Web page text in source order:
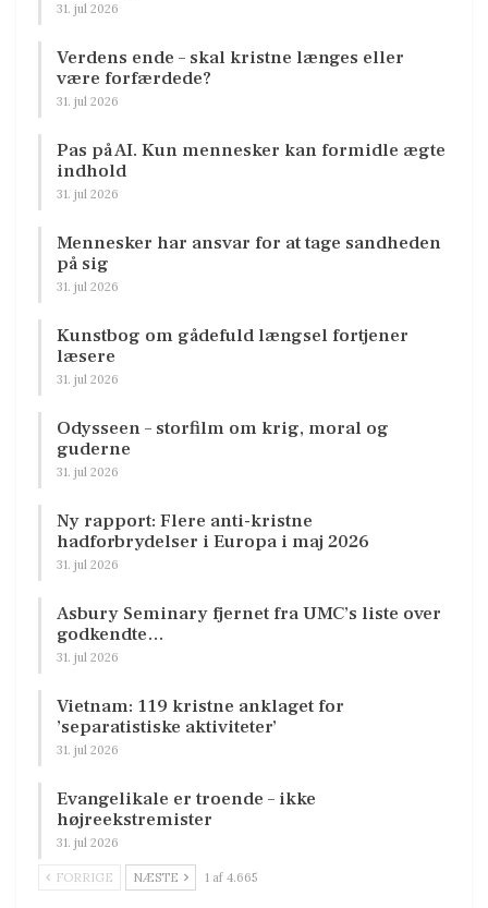
31. jul 2026
Verdens ende – skal kristne længes eller
være forfærdede?
31. jul 2026
Pas på AI. Kun mennesker kan formidle ægte
indhold
31. jul 2026
Mennesker har ansvar for at tage sandheden
på sig
31. jul 2026
Kunstbog om gådefuld længsel fortjener
læsere
31. jul 2026
Odysseen – storfilm om krig, moral og
guderne
31. jul 2026
Ny rapport: Flere anti-kristne
hadforbrydelser i Europa i maj 2026
31. jul 2026
Asbury Seminary fjernet fra UMC’s liste over
godkendte…
31. jul 2026
Vietnam: 119 kristne anklaget for
’separatistiske aktiviteter’
31. jul 2026
Evangelikale er troende – ikke
højreekstremister
31. jul 2026
FORRIGE NÆSTE 1 af 4.665